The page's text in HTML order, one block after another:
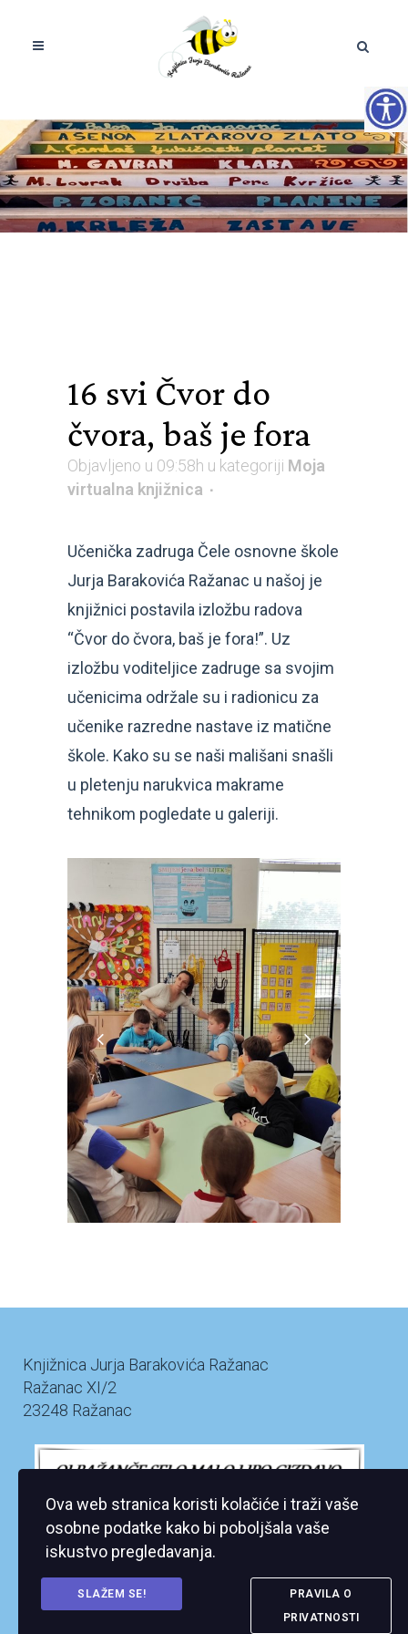
16 svi Čvor do
čvora, baš je fora
Objavljeno u 09:58h u kategoriji Moja
virtualna knjižnica
Učenička zadruga Čele osnovne škole
Jurja Barakovića Ražanac u našoj je
knjižnici postavila izložbu radova
“Čvor do čvora, baš je fora!”. Uz
izložbu voditeljice zadruge sa svojim
učenicima održale su i radionicu za
učenike razredne nastave iz matične
škole. Kako su se naši mališani snašli
u pletenju narukvica makrame
tehnikom pogledate u galeriji.
Knjižnica Jurja Barakovića Ražanac
Ražanac XI/2
23248 Ražanac
Ova web stranica koristi kolačiće i traži vaše
osobne podatke kako bi poboljšala vaše
iskustvo pregledavanja.
SLAŽEM SE!
PRAVILA O
PRIVATNOSTI